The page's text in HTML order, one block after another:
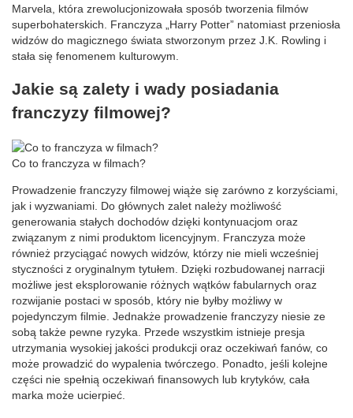
Marvela, która zrewolucjonizowała sposób tworzenia filmów
superbohaterskich. Franczyza „Harry Potter” natomiast przeniosła
widzów do magicznego świata stworzonym przez J.K. Rowling i
stała się fenomenem kulturowym.
Jakie są zalety i wady posiadania
franczyzy filmowej?
Co to franczyza w filmach?
Prowadzenie franczyzy filmowej wiąże się zarówno z korzyściami,
jak i wyzwaniami. Do głównych zalet należy możliwość
generowania stałych dochodów dzięki kontynuacjom oraz
związanym z nimi produktom licencyjnym. Franczyza może
również przyciągać nowych widzów, którzy nie mieli wcześniej
styczności z oryginalnym tytułem. Dzięki rozbudowanej narracji
możliwe jest eksplorowanie różnych wątków fabularnych oraz
rozwijanie postaci w sposób, który nie byłby możliwy w
pojedynczym filmie. Jednakże prowadzenie franczyzy niesie ze
sobą także pewne ryzyka. Przede wszystkim istnieje presja
utrzymania wysokiej jakości produkcji oraz oczekiwań fanów, co
może prowadzić do wypalenia twórczego. Ponadto, jeśli kolejne
części nie spełnią oczekiwań finansowych lub krytyków, cała
marka może ucierpieć.